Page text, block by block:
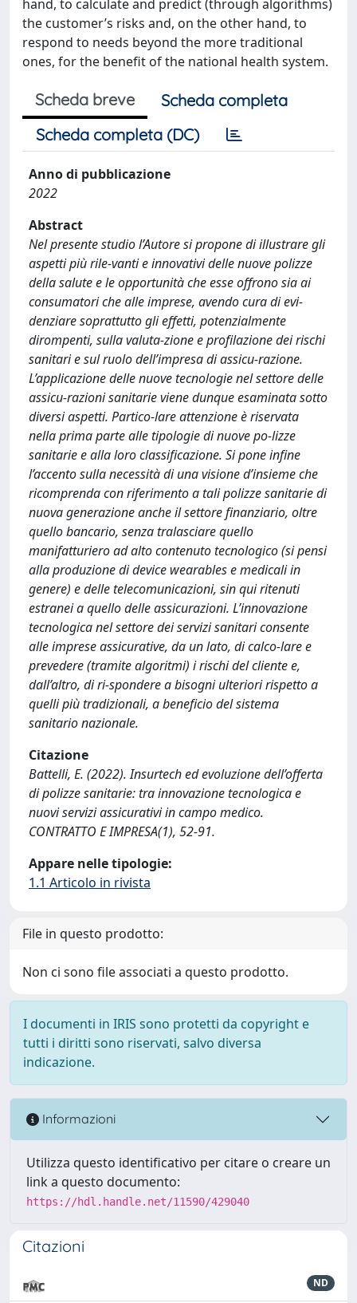
hand, to calculate and predict (through algorithms)
the customer’s risks and, on the other hand, to
respond to needs beyond the more traditional
ones, for the benefit of the national health system.
Scheda breve
Scheda completa
Scheda completa (DC)
Anno di pubblicazione
2022
Abstract
Nel presente studio l’Autore si propone di illustrare gli
aspetti più rile-vanti e innovativi delle nuove polizze
della salute e le opportunità che esse offrono sia ai
consumatori che alle imprese, avendo cura di evi-
denziare soprattutto gli effetti, potenzialmente
dirompenti, sulla valuta-zione e profilazione dei rischi
sanitari e sul ruolo dell’impresa di assicu-razione.
L’applicazione delle nuove tecnologie nel settore delle
assicu-razioni sanitarie viene dunque esaminata sotto
diversi aspetti. Partico-lare attenzione è riservata
nella prima parte alle tipologie di nuove po-lizze
sanitarie e alla loro classificazione. Si pone infine
l’accento sulla necessità di una visione d’insieme che
ricomprenda con riferimento a tali polizze sanitarie di
nuova generazione anche il settore finanziario, oltre
quello bancario, senza tralasciare quello
manifatturiero ad alto contenuto tecnologico (si pensi
alla produzione di device wearables e medicali in
genere) e delle telecomunicazioni, sin qui ritenuti
estranei a quello delle assicurazioni. L’innovazione
tecnologica nel settore dei servizi sanitari consente
alle imprese assicurative, da un lato, di calco-lare e
prevedere (tramite algoritmi) i rischi del cliente e,
dall’altro, di ri-spondere a bisogni ulteriori rispetto a
quelli più tradizionali, a beneficio del sistema
sanitario nazionale.
Citazione
Battelli, E. (2022). Insurtech ed evoluzione dell’offerta
di polizze sanitarie: tra innovazione tecnologica e
nuovi servizi assicurativi in campo medico.
CONTRATTO E IMPRESA(1), 52-91.
Appare nelle tipologie:
1.1 Articolo in rivista
File in questo prodotto:
Non ci sono file associati a questo prodotto.
I documenti in IRIS sono protetti da copyright e
tutti i diritti sono riservati, salvo diversa
indicazione.
Informazioni
Utilizza questo identificativo per citare o creare un
link a questo documento:
https://hdl.handle.net/11590/429040
Citazioni
ND